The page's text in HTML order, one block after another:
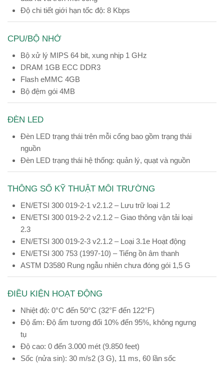
Độ chi tiết giới hạn tốc độ: 8 Kbps
CPU/BỘ NHỚ
Bộ xử lý MIPS 64 bit, xung nhịp 1 GHz
DRAM 1GB ECC DDR3
Flash eMMC 4GB
Bộ đệm gói 4MB
ĐÈN LED
Đèn LED trạng thái trên mỗi cổng bao gồm trạng thái
nguồn
Đèn LED trạng thái hệ thống: quản lý, quạt và nguồn
THÔNG SỐ KỸ THUẬT MÔI TRƯỜNG
EN/ETSI 300 019-2-1 v2.1.2 – Lưu trữ loại 1.2
EN/ETSI 300 019-2-2 v2.1.2 – Giao thông vận tải loại
2.3
EN/ETSI 300 019-2-3 v2.1.2 – Loại 3.1e Hoạt động
EN/ETSI 300 753 (1997-10) – Tiếng ồn âm thanh
ASTM D3580 Rung ngẫu nhiên chưa đóng gói 1,5 G
ĐIỀU KIỆN HOẠT ĐỘNG
Nhiệt độ: 0°C đến 50°C (32°F đến 122°F)
Độ ẩm: Độ ẩm tương đối 10% đến 95%, không ngưng
tụ
Độ cao: 0 đến 3.000 mét (9.850 feet)
Sốc (nửa sin): 30 m/s2 (3 G), 11 ms, 60 lần sốc